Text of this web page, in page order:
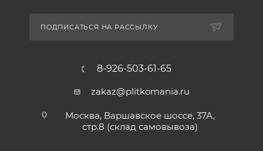
ПОДПИСАТЬСЯ НА РАССЫЛКУ
8-926-503-61-65
zakaz@plitkomania.ru
Москва, Варшавское шоссе, 37А,
стр.8 (склад самовывоза)